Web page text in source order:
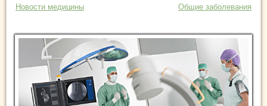
Новости медицины Общие заболевания